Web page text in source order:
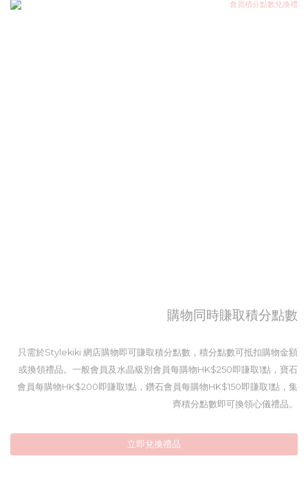
購物同時賺取積分點數
只需於Stylekiki 網店購物即可賺取積分點數，積分點數可抵扣購物金額
或換領禮品。一般會員及水晶級別會員每購物HK$250即賺取1點，寶石
會員每購物HK$200即賺取1點，鑽石會員每購物HK$150即賺取1點，集
齊積分點數即可換領心儀禮品。
立即兌換禮品